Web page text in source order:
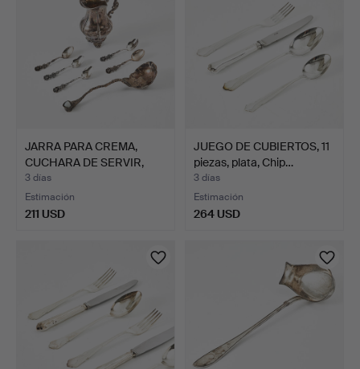
JARRA PARA CREMA,
CUCHARA DE SERVIR,
CUCHA…
3 días
Estimación
211 USD
JUEGO DE CUBIERTOS, 11
piezas, plata, Chip…
3 días
Estimación
264 USD